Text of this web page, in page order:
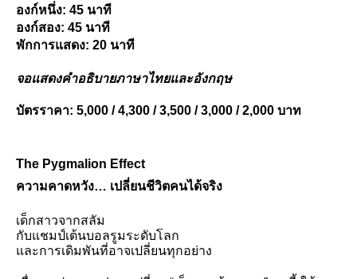
องก์หนึ่ง: 45 นาที
องก์สอง: 45 นาที
พักการแสดง: 20 นาที
จอแสดงคำอธิบายภาษาไทยและอังกฤษ
บัตรราคา: 5,000 / 4,300 / 3,500 / 3,000 / 2,000 บาท
The Pygmalion Effect
ความคาดหวัง… เปลี่ยนชีวิตคนได้จริง
เด็กสาวจากสลัม
กับแชมป์เต้นบอลรูมระดับโลก
และการเดิมพันที่อาจเปลี่ยนทุกอย่าง